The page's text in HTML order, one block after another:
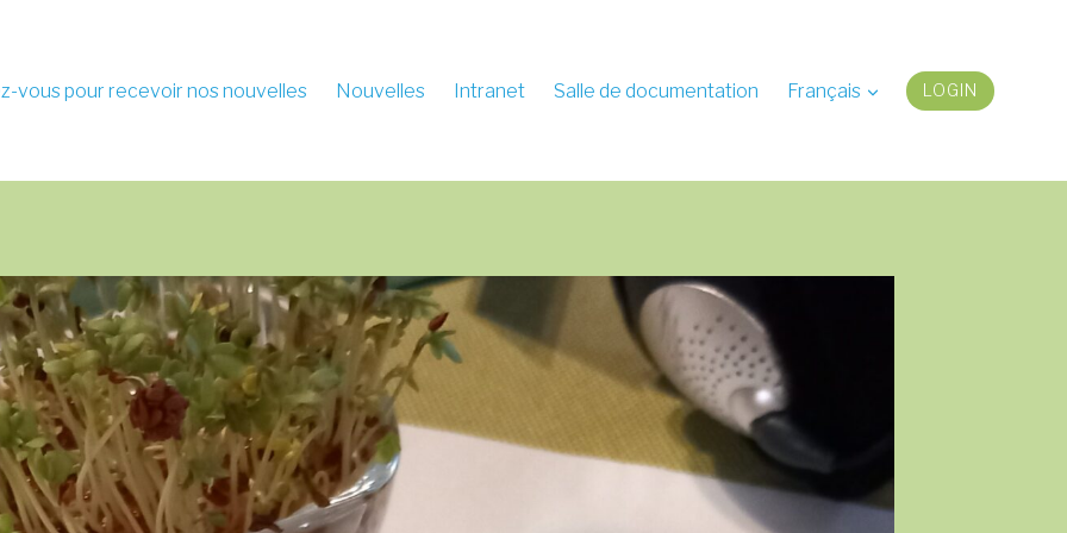
vous pour recevoir nos nouvelles Nouvelles Intranet Salle de documentation Français LOGIN